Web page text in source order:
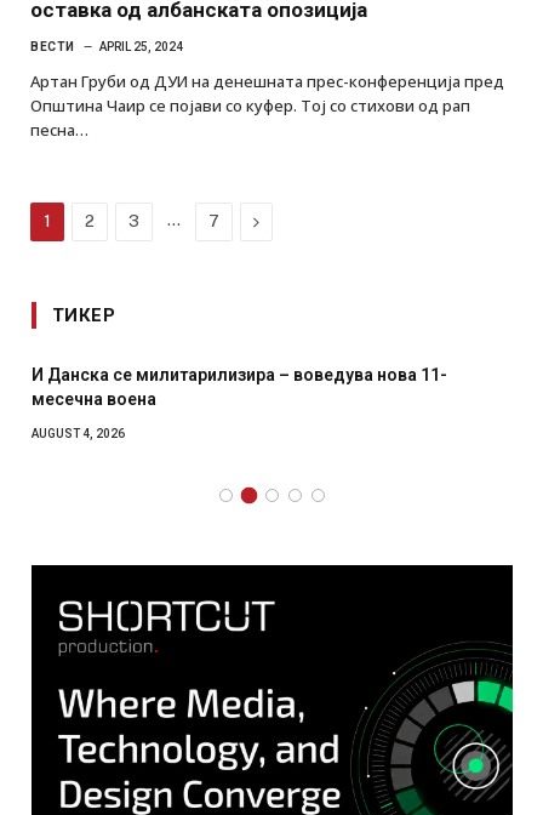
оставка од албанската опозиција
ВЕСТИ APRIL 25, 2024
Артан Груби од ДУИ на денешната прес-конференција пред
Општина Чаир се појави со куфер. Тој со стихови од рап
песна…
1 2 3 … 7 Next
ТИКЕР
И Данска се милитарилизира – воведува нова 11-
месечна воена
AUGUST 4, 2026